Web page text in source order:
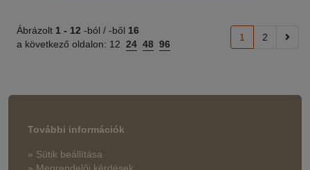
Ábrázolt 1 - 12 -ból / -ből 16
a következő oldalon: 12 24 48 96
1 2
További információk
» Sütik beállítása